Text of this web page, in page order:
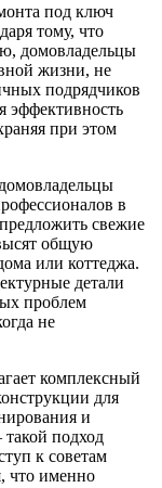
под ключ
тому, что
домовладельцы
жизни, не
подрядчиков
эффективность
при этом
в
свежие
общую
или коттеджа.
детали
проблем
не
комплексный
для
и
подход
к советам
что именно